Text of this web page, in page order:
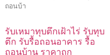
ถอนบ้า
รับเหมาทุบตึกเฝ้าไร่ รับทุบ
ตึก รับรื้อถอนอาคาร รื้อ
ถอนบ้าน ราคาถูก